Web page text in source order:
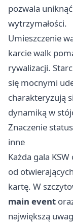
pozwala
wytrzymałości.
Umieszczenie
karcie walk
rywalizacji.
się mocnymi
charakteryzują
dynamiką w
Znaczenie
inne
Każda gala
od
kartę. W
main event
największą